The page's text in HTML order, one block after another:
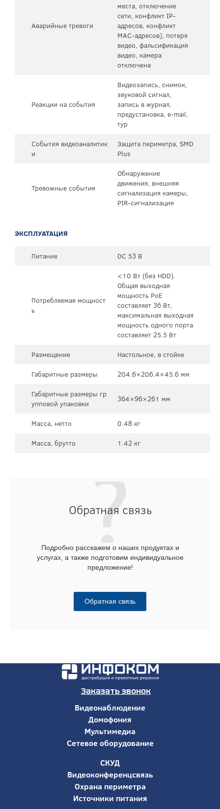
Аварийные тревоги
места, отключение
сети, конфликт IP-
адресов, конфликт
MAC-адресов), потеря
видео, фальсификация
видео, камера
отключена
Реакции на события
Видеозапись, снимок,
звуковой сигнал,
запись в журнал,
предустановка, e-mail,
тур
События видеоаналитик
и
Защита периметра, SMD
Plus
Тревожные события
Обнаружение
движения, внешняя
сигнализация камеры,
PIR-сигнализация
ЭКСПЛУАТАЦИЯ
Питание DC 53 В
Потребляемая мощност
ь
<10 Вт (без HDD).
Общая выходная
мощность PoE
составляет 36 Вт,
максимальная выходная
мощность одного порта
составляет 25.5 Вт
Размещение
Настольное, в стойке
Габаритные размеры
204.6×206.4×45.6 мм
Габаритные размеры гр
упповой упаковки
364×96×261 мм
Масса, нетто
0.48 кг
Масса, брутто
1.42 кг
Обратная связь
Подробно расскажем о наших продуктах и
услугах, а также подготовим индивидуальное
предложение!
Обратная связь
Заказать звонок
Видеонаблюдение
Домофония
Мультимедиа
Сетевое оборудование
СКУД
Видеоконференцсвязь
Охрана периметра
Источники питания